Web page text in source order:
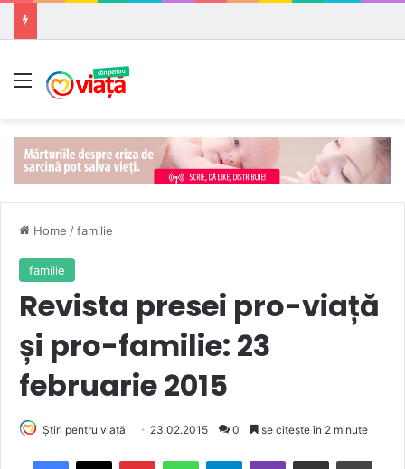
Meniu
Home /familie
familie
Revista presei pro-viață
și pro-familie: 23
februarie 2015
Știri pentru viață 23.02.2015 0 se citește în 2 minute
Telegram